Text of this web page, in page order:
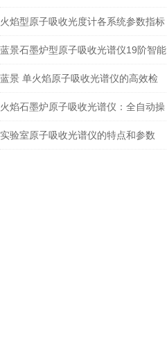
测，加速科研生产进程
火焰型原子吸收光度计各系统参数指标
介绍
蓝景石墨炉型原子吸收光谱仪19阶智能
升温程序+2000℃/s极速升温
蓝景 单火焰原子吸收光谱仪的高效检
测保障
火焰石墨炉原子吸收光谱仪：全自动操
作便携
实验室原子吸收光谱仪的特点和参数